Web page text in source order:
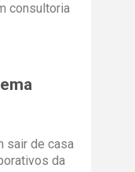
consultoria
sair de casa
da